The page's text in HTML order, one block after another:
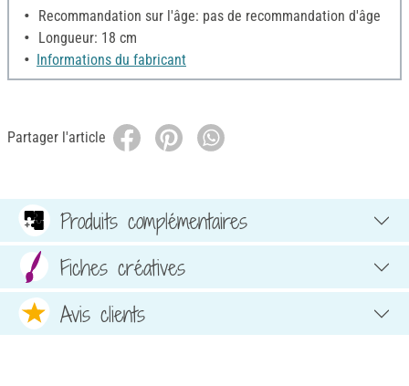
Recommandation sur l'âge: pas de recommandation d'âge
Longueur: 18 cm
Informations du fabricant
Partager l'article
Produits complémentaires
Fiches créatives
Avis clients